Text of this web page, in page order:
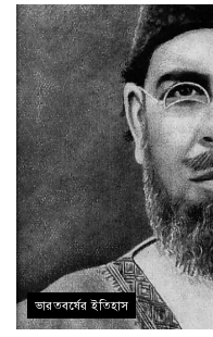
ভারতবর্ষের ইতিহাস